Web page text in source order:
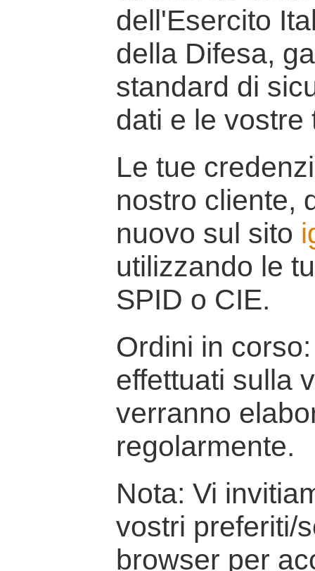
dell'Esercito
della Difesa,
standard di
dati e le vostre
Le tue
nostro cliente,
nuovo sul sito
utilizzando le
SPID o CIE.
Ordini in
effettuati sulla
verranno
regolarmente.
Nota: Vi
vostri preferiti/
browser per